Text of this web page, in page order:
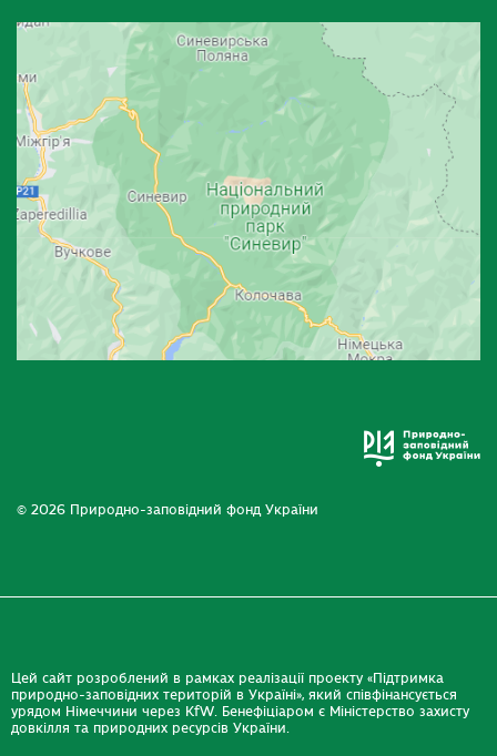
© 2026 Природно-заповідний фонд України
Цей сайт розроблений в рамках реалізації проекту «Підтримка
природно-заповідних територій в Україні», який співфінансується
урядом Німеччини через KfW. Бенефіціаром є Міністерство захисту
довкілля та природних ресурсів України.